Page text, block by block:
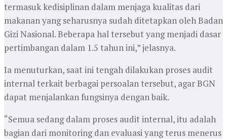
termasuk kedisiplinan dalam menjaga kualitas dari
makanan yang seharusnya sudah ditetapkan oleh Badan
Gizi Nasional. Beberapa hal tersebut yang menjadi dasar
pertimbangan dalam 1.5 tahun ini,” jelasnya.
Ia menuturkan, saat ini tengah dilakukan proses audit
internal terkait berbagai persoalan tersebut, agar BGN
dapat menjalankan fungsinya dengan baik.
“Semua sedang dalam proses audit internal, itu adalah
bagian dari monitoring dan evaluasi yang terus menerus